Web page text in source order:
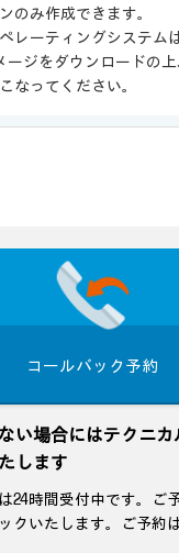
のみ作成できます。
レーティングシステム
ージをダウンロードの
なってください。
コールバック予約
い場合にはテクニカ
します
24時間受付中です。ご
クいたします。ご予約